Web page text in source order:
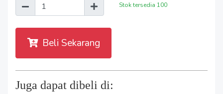
Stok tersedia 100
Beli Sekarang
Juga dapat dibeli di: